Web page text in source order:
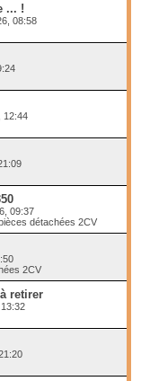
... !
08:58
12:44
09:37
détachées 2CV
2CV
retirer